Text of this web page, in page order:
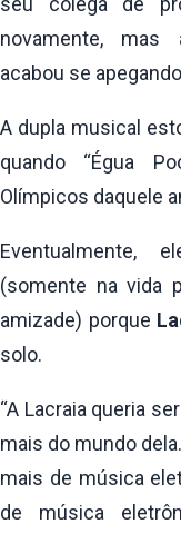
novamente, mas
acabou se
A dupla musical
quando “Égua
Olímpicos daquele
Eventualmente,
(somente na vida
amizade) porque
solo.
“A Lacraia queria
mais do mundo
mais de música
de música